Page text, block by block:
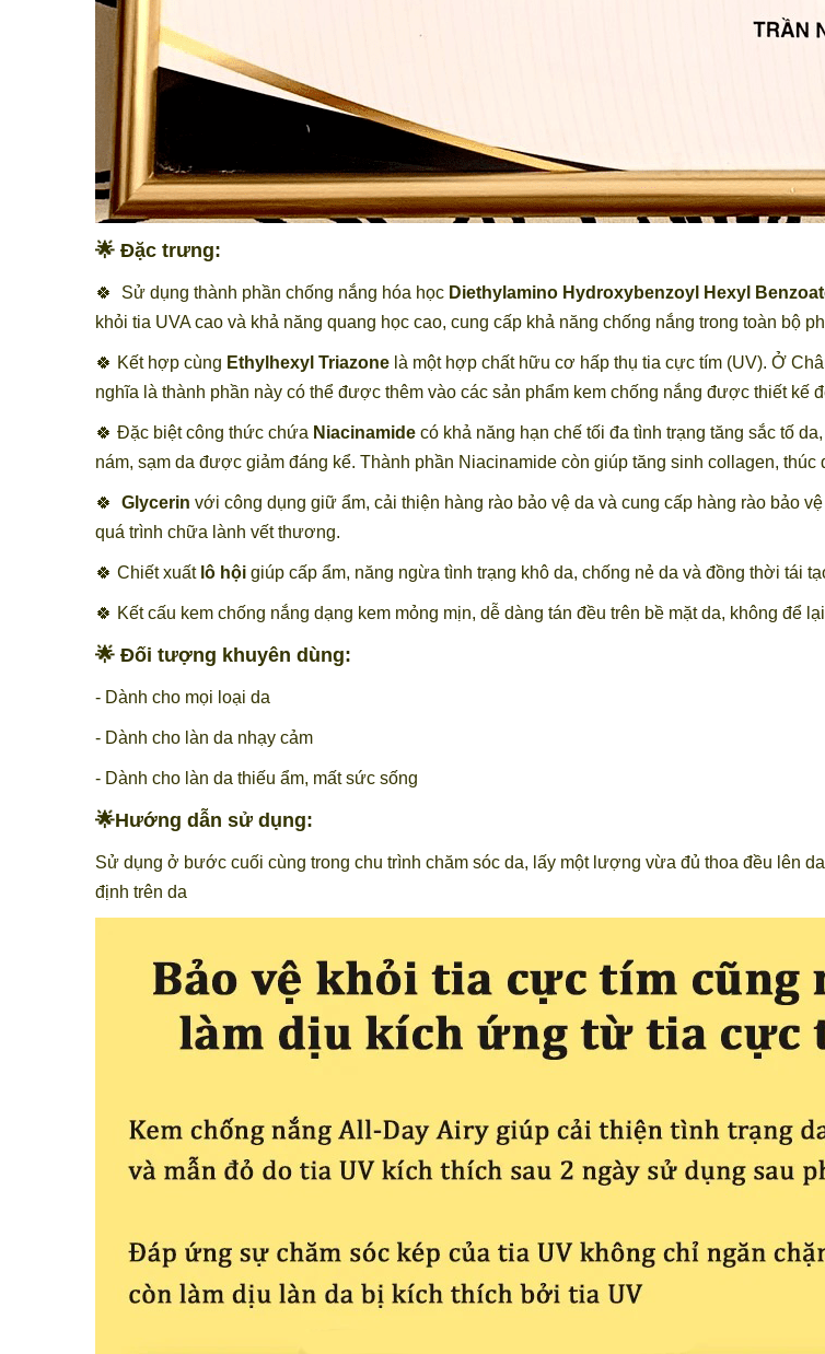
🌟 Đặc trưng:
🍀 Sử dụng thành phần chống nắng hóa học Diethylamino Hydroxybenzoyl Hexyl
khỏi tia UVA cao và khả năng quang học cao, cung cấp khả năng chống nắng trong toàn bộ
🍀 Kết hợp cùng Ethylhexyl Triazone là một hợp chất hữu cơ hấp thụ tia cực tím (UV). Ở
nghĩa là thành phần này có thể được thêm vào các sản phẩm kem chống nắng được thiết kế
🍀 Đặc biệt công thức chứa Niacinamide có khả năng hạn chế tối đa tình trạng tăng sắc tố
nám, sạm da được giảm đáng kể. Thành phần Niacinamide còn giúp tăng sinh collagen,
🍀 Glycerin với công dụng giữ ẩm, cải thiện hàng rào bảo vệ da và cung cấp hàng rào bảo
quá trình chữa lành vết thương.
🍀 Chiết xuất lô hội giúp cấp ẩm, năng ngừa tình trạng khô da, chống nẻ da và đồng thời tái
🍀 Kết cấu kem chống nắng dạng kem mỏng mịn, dễ dàng tán đều trên bề mặt da, không để
🌟 Đối tượng khuyên dùng:
- Dành cho mọi loại da
- Dành cho làn da nhạy cảm
- Dành cho làn da thiếu ẩm, mất sức sống
🌟Hướng dẫn sử dụng:
Sử dụng ở bước cuối cùng trong chu trình chăm sóc da, lấy một lượng vừa đủ thoa đều lên
định trên da